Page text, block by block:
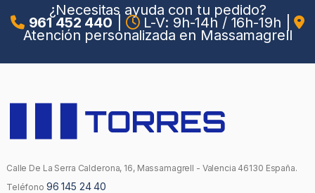
¿Necesitas ayuda con tu pedido?
961 452 440 L-V: 9h-14h / 16h-19h
Atención personalizada en Massamagrell
Calle De La Serra Calderona, 16, Massamagrell - Valencia 46130 España.
Teléfono 96 145 24 40